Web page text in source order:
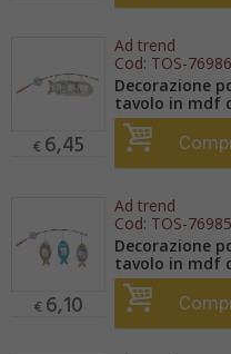
€ 6,45
Ad trend
Cod: TOS-76986
Decorazione
tavolo in mdf
€ 6,10
Ad trend
Cod: TOS-76985
Decorazione
tavolo in mdf